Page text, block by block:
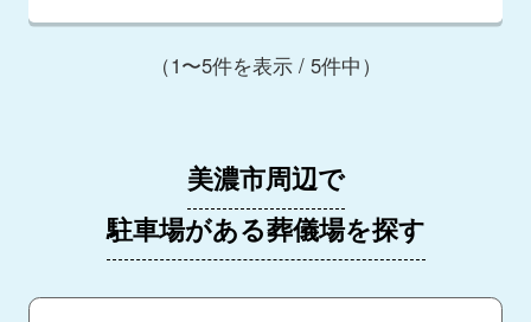
（1〜5件を表示 / 5件中）
美濃市周辺で
駐車場がある葬儀場を探す